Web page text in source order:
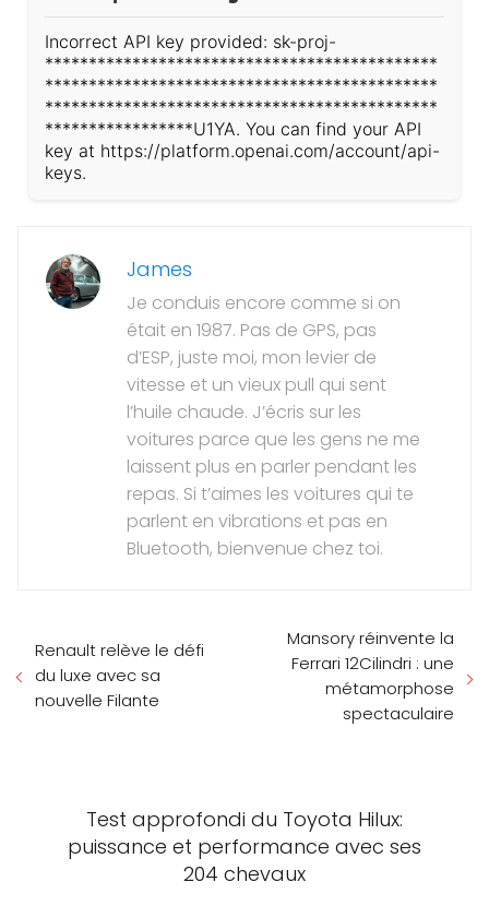
Incorrect API key provided: sk-proj-
*********************************************
*********************************************
*********************************************
*****************U1YA. You can find your API
key at https://platform.openai.com/account/api-
keys.
James
Je conduis encore comme si on
était en 1987. Pas de GPS, pas
d’ESP, juste moi, mon levier de
vitesse et un vieux pull qui sent
l’huile chaude. J’écris sur les
voitures parce que les gens ne me
laissent plus en parler pendant les
repas. Si t’aimes les voitures qui te
parlent en vibrations et pas en
Bluetooth, bienvenue chez toi.
Renault relève le défi
du luxe avec sa
nouvelle Filante
Mansory réinvente la
Ferrari 12Cilindri : une
métamorphose
spectaculaire
Test approfondi du Toyota Hilux:
puissance et performance avec ses
204 chevaux